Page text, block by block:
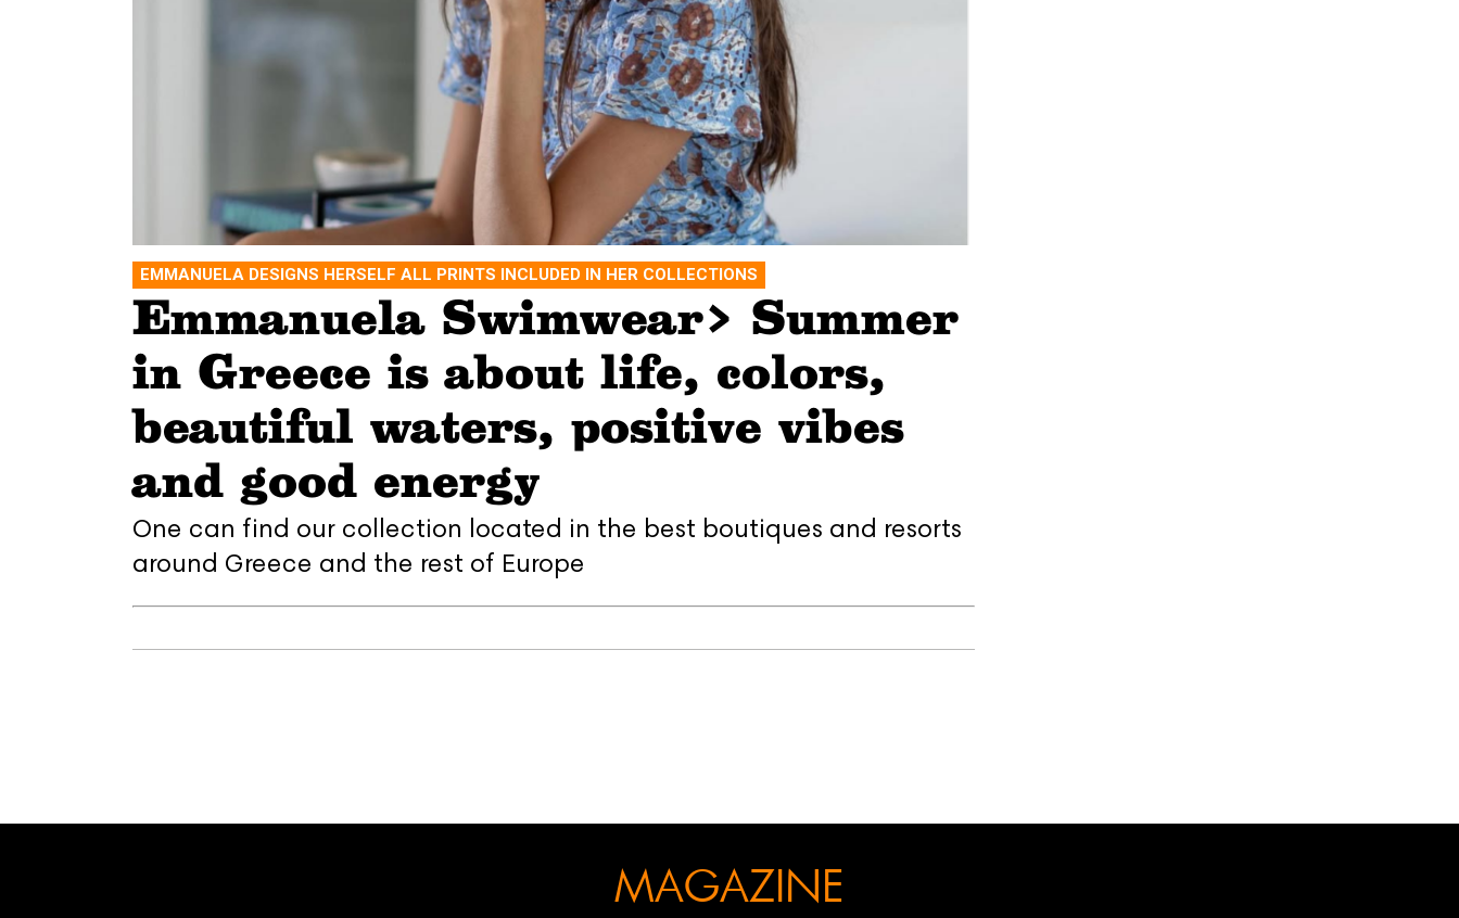
EMMANUELA DESIGNS HERSELF ALL PRINTS INCLUDED IN HER COLLECTIONS
Emmanuela Swimwear> Summer
in Greece is about life, colors,
beautiful waters, positive vibes
and good energy
One can find our collection located in the best boutiques and resorts
around Greece and the rest of Europe
MAGAZINE